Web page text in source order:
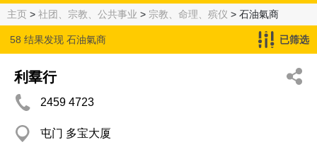
主页 > 社团、宗教、公共事业 > 宗教、命理、殡仪 > 石油氣商
58 结果发现 石油氣商 已筛选
利羣行
2459 4723
屯门 多宝大厦